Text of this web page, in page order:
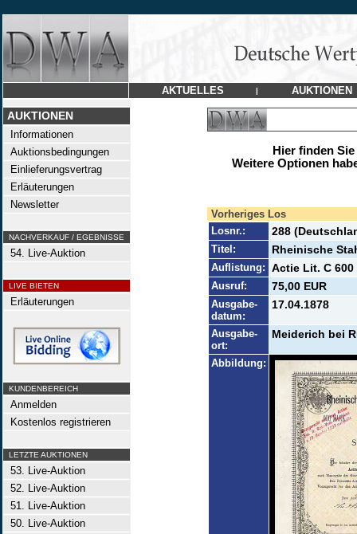
AKTUELLES | AUKTIONEN
AUKTIONEN
Informationen
Auktionsbedingungen
Einlieferungsvertrag
Erläuterungen
Newsletter
NACHVERKAUF / EGEBNISSE
54. Live-Auktion
LIVE BIETEN
Erläuterungen
KUNDENBEREICH
Anmelden
Kostenlos registrieren
LETZTE AUKTIONEN
53. Live-Auktion
52. Live-Auktion
51. Live-Auktion
50. Live-Auktion
Hier finden
Weitere Optionen
Vorheriges Los
Losnr.:
288
Titel: Rheinische
Auflistung: Actie Lit. C 600
Ausruf: 75,00 EUR
Ausgabe-
datum:
17.04.1878
Ausgabe-
ort:
Meiderich bei
Abbildung: